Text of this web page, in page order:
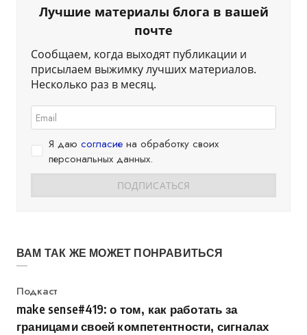
Лучшие материалы блога в вашей
почте
Сообщаем, когда выходят публикации и
присылаем выжимку лучших материалов.
Несколько раз в месяц.
Я даю согласие на обработку своих
персональных данных.
ВАМ ТАК ЖЕ МОЖЕТ ПОНРАВИТЬСЯ
Категория
Подкаст
make sense#419: о том, как работать за
границами своей компетентности, сигналах